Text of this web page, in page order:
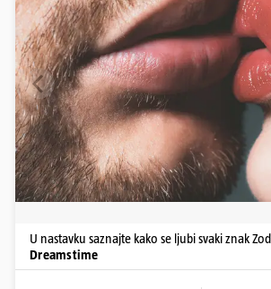
U nastavku saznajte kako se ljubi svaki znak
Dreamstime